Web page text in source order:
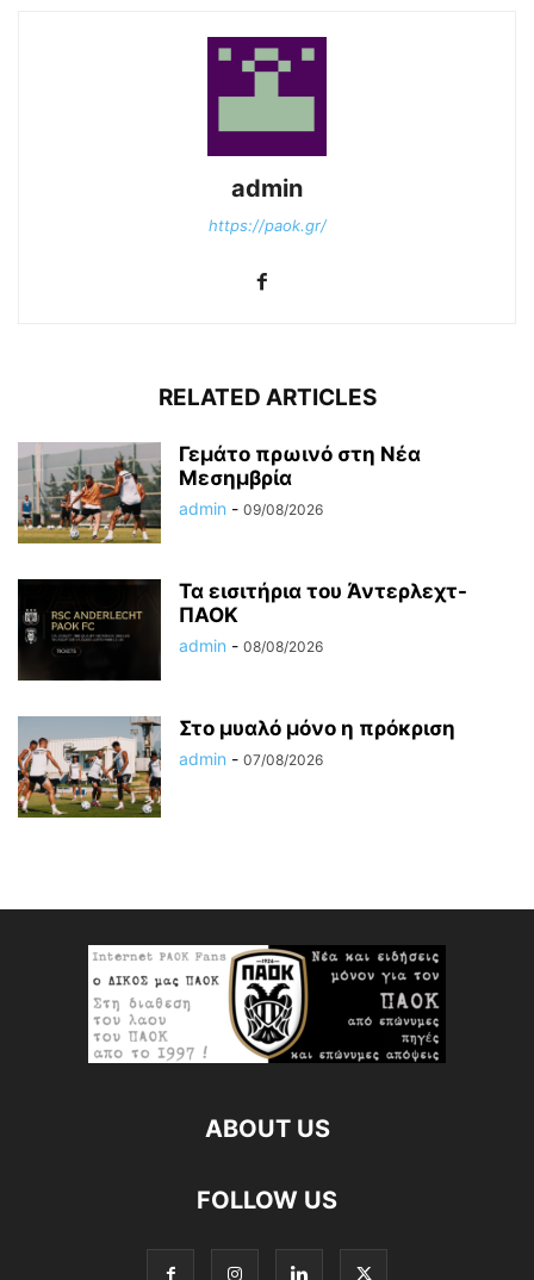
admin
https://paok.gr/
RELATED ARTICLES
Γεμάτο πρωινό στη Νέα
Μεσημβρία
admin - 09/08/2026
Τα εισιτήρια του Άντερλεχτ-
ΠΑΟΚ
admin - 08/08/2026
Στο μυαλό μόνο η πρόκριση
admin - 07/08/2026
ABOUT US
FOLLOW US